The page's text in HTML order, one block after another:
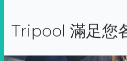
Tripool 滿足您